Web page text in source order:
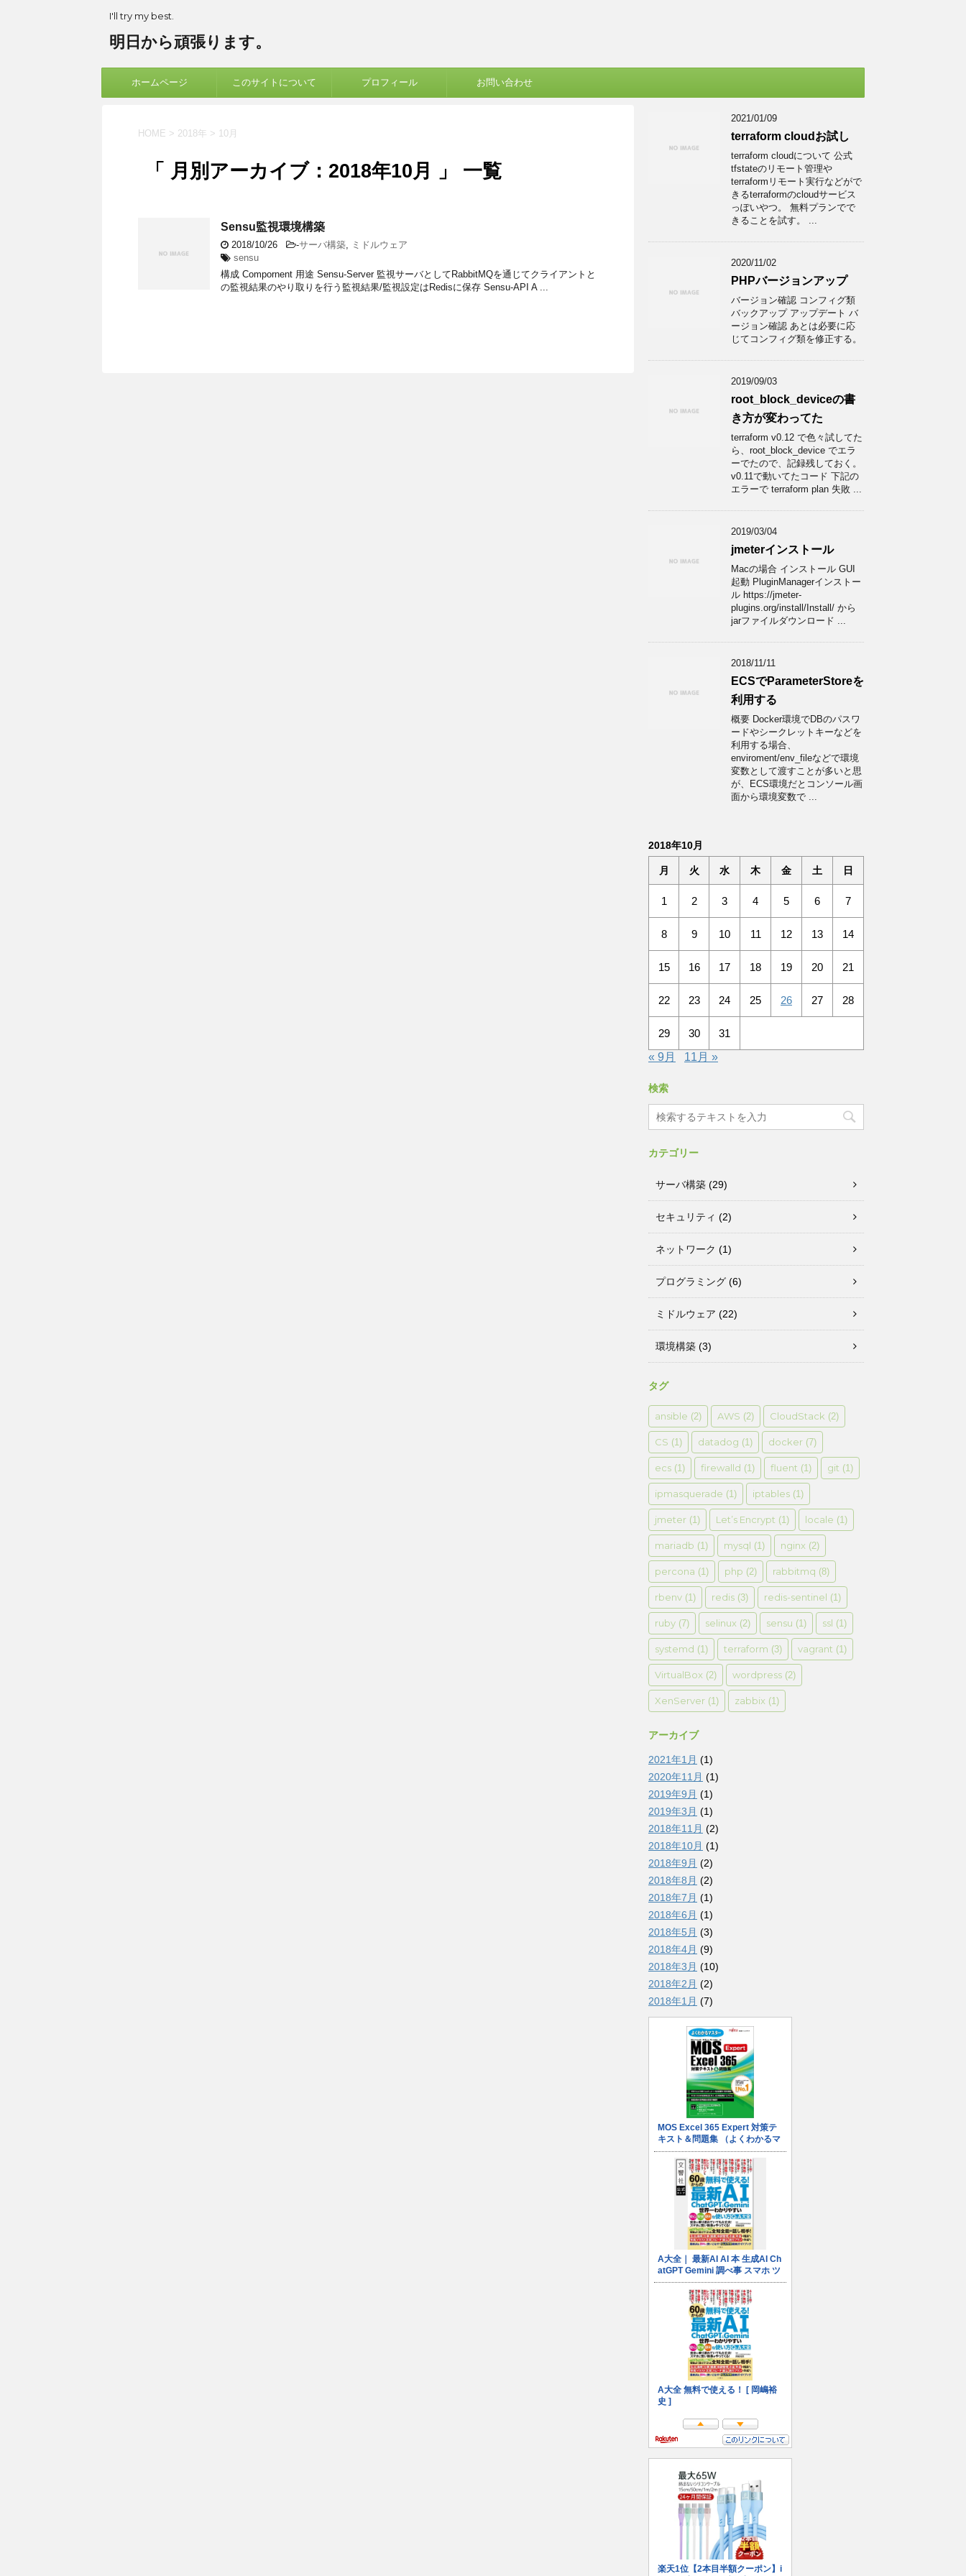
I'll try my best.
明日から頑張ります。
ホームページ このサイトについて プロフィール お問い合わせ
HOME > 2018年 > 10月
「 月別アーカイブ：2018年10月 」 一覧
Sensu監視環境構築
2018/10/26 -サーバ構築, ミドルウェア
sensu
構成 Compornent 用途 Sensu-Server 監視サーバとしてRabbitMQを通じてクライアントと
の監視結果のやり取りを行う監視結果/監視設定はRedisに保存 Sensu-API A ...
2021/01/09
terraform cloudお試し
terraform cloudについて 公式
tfstateのリモート管理や
terraformリモート実行などがで
きるterraformのcloudサービス
っぽいやつ。 無料プランでで
きることを試す。 ...
2020/11/02
PHPバージョンアップ
バージョン確認 コンフィグ類
バックアップ アップデート バ
ージョン確認 あとは必要に応
じてコンフィグ類を修正する。
2019/09/03
root_block_deviceの書
き方が変わってた
terraform v0.12 で色々試してた
ら、root_block_device でエラ
ーでたので、記録残しておく。
v0.11で動いてたコード 下記の
エラーで terraform plan 失敗 ...
2019/03/04
jmeterインストール
Macの場合 インストール GUI
起動 PluginManagerインストー
ル https://jmeter-
plugins.org/install/Install/ から
jarファイルダウンロード ...
2018/11/11
ECSでParameterStoreを
利用する
概要 Docker環境でDBのパスワ
ードやシークレットキーなどを
利用する場合、
enviroment/env_fileなどで環境
変数として渡すことが多いと思
が、ECS環境だとコンソール画
面から環境変数で ...
2018年10月
月 火 水 木 金 土 日
1 2 3 4 5 6 7
8 9 10 11 12 13 14
15 16 17 18 19 20 21
22 23 24 25 26 27 28
29 30
31
« 9月
11月 »
検索
カテゴリー
サーバ構築 (29)
セキュリティ (2)
ネットワーク (1)
プログラミング (6)
ミドルウェア (22)
環境構築 (3)
タグ
ansible (2) AWS (2) CloudStack (2)
CS (1) datadog (1) docker (7)
ecs (1) firewalld (1) fluent (1) git (1)
ipmasquerade (1) iptables (1)
jmeter (1) Let’s Encrypt (1) locale (1)
mariadb (1) mysql (1) nginx (2)
percona (1) php (2) rabbitmq (8)
rbenv (1) redis (3) redis-sentinel (1)
ruby (7) selinux (2) sensu (1) ssl (1)
systemd (1) terraform (3) vagrant (1)
VirtualBox (2) wordpress (2)
XenServer (1) zabbix (1)
アーカイブ
2021年1月 (1)
2020年11月 (1)
2019年9月 (1)
2019年3月 (1)
2018年11月 (2)
2018年10月 (1)
2018年9月 (2)
2018年8月 (2)
2018年7月 (1)
2018年6月 (1)
2018年5月 (3)
2018年4月 (9)
2018年3月 (10)
2018年2月 (2)
2018年1月 (7)